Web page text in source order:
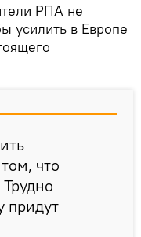
РПА не
усилить в Европе
что
придут